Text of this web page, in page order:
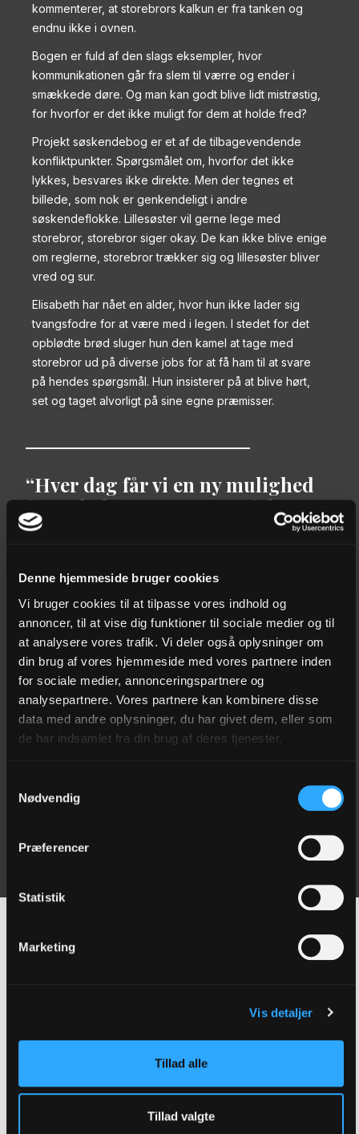
Denne hjemmeside bruger cookies
Vi bruger cookies til at tilpasse vores indhold og
annoncer, til at vise dig funktioner til sociale medier og til
at analysere vores trafik. Vi deler også oplysninger om
din brug af vores hjemmeside med vores partnere inden
for sociale medier, annonceringspartnere og
analysepartnere. Vores partnere kan kombinere disse
data med andre oplysninger, du har givet dem, eller som
de har indsamlet fra din brug af deres tjenester.
Nødvendig
Præferencer
Statistik
Marketing
Vis detaljer
Tillad alle
Tillad valgte
kommenterer, at storebrors kalkun er fra tanken og
endnu ikke i ovnen.
Bogen er fuld af den slags eksempler, hvor
kommunikationen går fra slem til værre og ender i
smækkede døre. Og man kan godt blive lidt mistrøstig,
for hvorfor er det ikke muligt for dem at holde fred?
Projekt søskendebog er et af de tilbagevendende
konfliktpunkter. Spørgsmålet om, hvorfor det ikke
lykkes, besvares ikke direkte. Men der tegnes et
billede, som nok er genkendeligt i andre
søskendeflokke. Lillesøster vil gerne lege med
storebror, storebror siger okay. De kan ikke blive enige
om reglerne, storebror trækker sig og lillesøster bliver
vred og sur.
Elisabeth har nået en alder, hvor hun ikke lader sig
tvangsfodre for at være med i legen. I stedet for det
opblødte brød sluger hun den kamel at tage med
storebror ud på diverse jobs for at få ham til at svare
på hendes spørgsmål. Hun insisterer på at blive hørt,
set og taget alvorligt på sine egne præmisser.
Hver dag får vi en ny mulighed
for at lade vores eget projekt
holde pause, sætte vores
og andre mennesker på standby
og møde dem i øjenhøjde. Det er
aldrig for sent.
Men Peter irriteres over lillesøsterens evne til at være
”på kanten af indenfor” hele tiden. Hun ved det godt
selv og spørger: ”Hvorfor kan jeg ikke lade det
respekt, men det meste af tiden foregår dialogen som
en monolog, hvor ingen hører, hvad den anden siger.
Altid en mulighed
J
eg tror meget hellere, Elisabeth ville have skrevet
bogen sammen med Peter. Hun ville hellere, som
overfor hinanden, og så derefter talt om alle de ting i